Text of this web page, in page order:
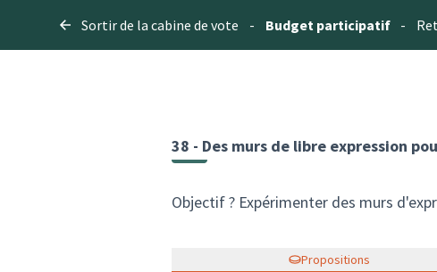
Sortir de la cabine de vote - Budget participatif -
38 - Des murs de libre expression
Objectif ? Expérimenter des murs
Propositions